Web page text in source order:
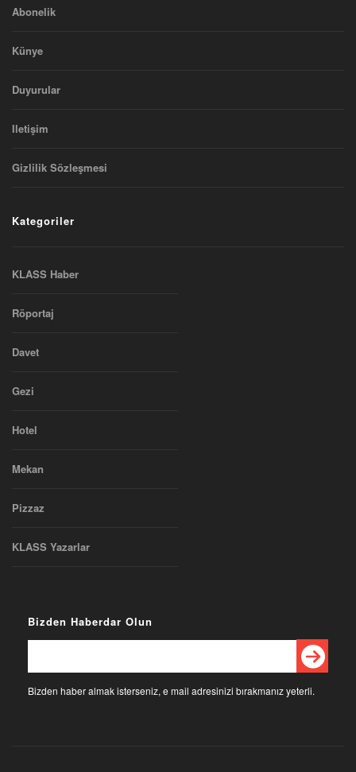
Abonelik
Künye
Duyurular
Iletişim
Gizlilik Sözleşmesi
Kategoriler
KLASS Haber
Röportaj
Davet
Gezi
Hotel
Mekan
Pizzaz
KLASS Yazarlar
Bizden Haberdar Olun
Bizden haber almak isterseniz, e mail adresinizi bırakmanız yeterli.